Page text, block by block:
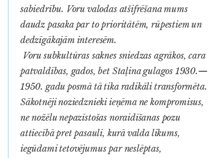
sabiedrību. Voru valodas atšifrēšana mums
daudz pasaka par to prioritātēm, rūpestiem un
dedzīgākajām interesēm.
Vorusubkultūras saknes sniedzas agrākos, cara
patvaldības, gados, bet Staļina gulagos 1930.—
1950. gadu posmā tā tika radikāli transformēta.
Sākotnēji noziedznieki ieņēma ne kompromisus,
ne nožēlu nepazīstošas noraidīšanas pozu
attiecībā pret pasauli, kurā valda likums,
iegūdami tetovējumus par neslēptas,